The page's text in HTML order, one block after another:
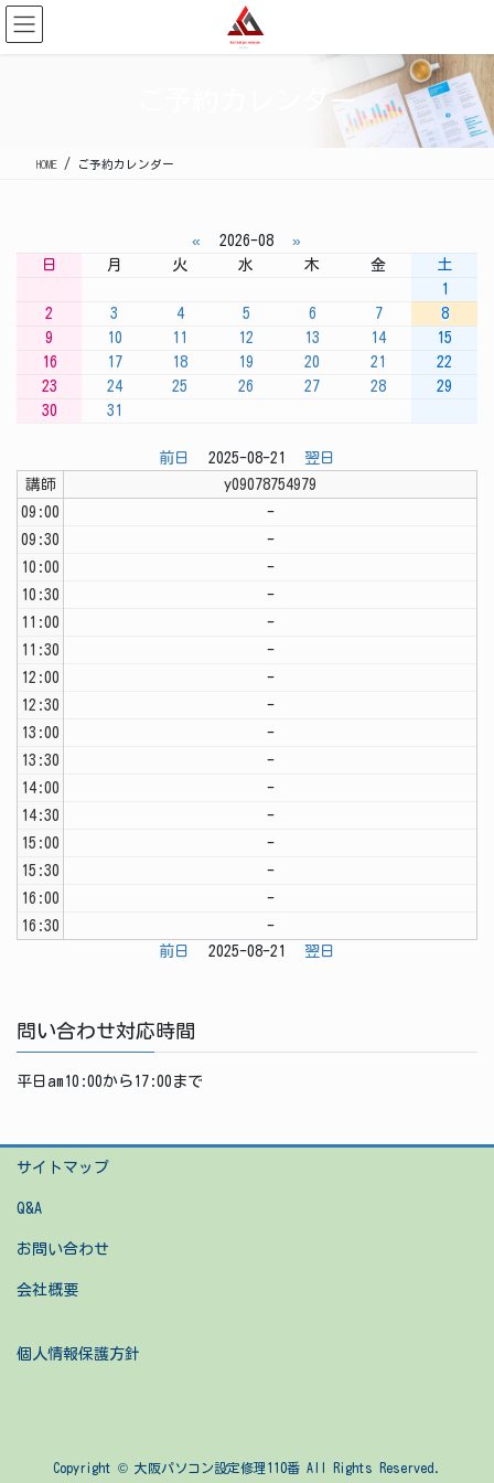
コ
ン
ナ
ビ
ご予約カレンダー
HOME ご予約カレンダー
« 2026-08
»
日
月 火 水 木 金
土
1
2
3 4 5 6 7
8
9
10 11 12 13 14
15
16
17 18 19 20 21
22
23
24 25 26 27 28
29
30
31
前日 2025-08-21
翌日
講師
y09078754979
09:00
-
09:30
-
10:00
-
10:30
-
11:00
-
11:30
-
12:00
-
12:30
-
13:00
-
13:30
-
14:00
-
14:30
-
15:00
-
15:30
-
16:00
-
16:30
-
前日
2025-08-21 翌日
問い合わせ対応時間
平日am10:00から17:00まで
サイトマップ
Q&A
お問い合わせ
会社概要
個人情報保護方針
Copyright © 大阪パソコン設定修理110番 All Rights Reserved.